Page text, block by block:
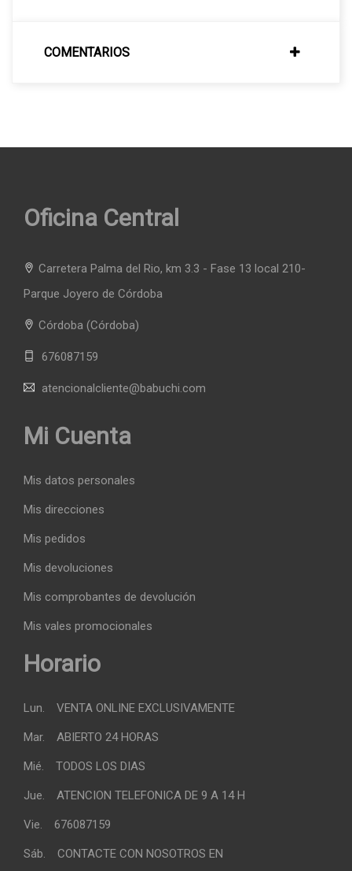
COMENTARIOS
Oficina Central
Carretera Palma del Rio, km 3.3 - Fase 13 local 210-
Parque Joyero de Córdoba
Córdoba (Córdoba)
676087159
atencionalcliente@babuchi.com
Mi Cuenta
Mis datos personales
Mis direcciones
Mis pedidos
Mis devoluciones
Mis comprobantes de devolución
Mis vales promocionales
Horario
Lun. VENTA ONLINE EXCLUSIVAMENTE
Mar. ABIERTO 24 HORAS
Mié. TODOS LOS DIAS
Jue. ATENCION TELEFONICA DE 9 A 14 H
Vie. 676087159
Sáb. CONTACTE CON NOSOTROS EN